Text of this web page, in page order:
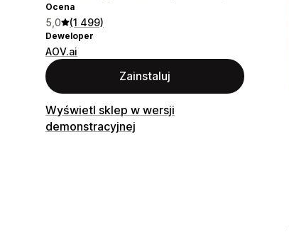
Ocena
5,0 (1 499)
Deweloper
AOV.ai
Zainstaluj
Wyświetl sklep w wersji
demonstracyjnej